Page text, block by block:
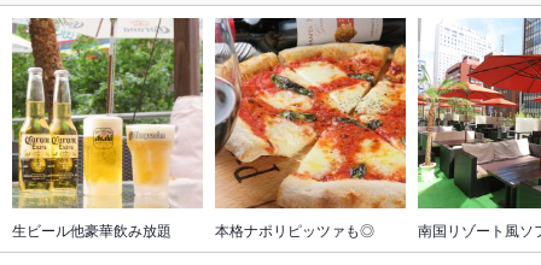
生ビール他豪華飲み放題 本格ナポリピッツァも◎ 南国リゾート風ソ